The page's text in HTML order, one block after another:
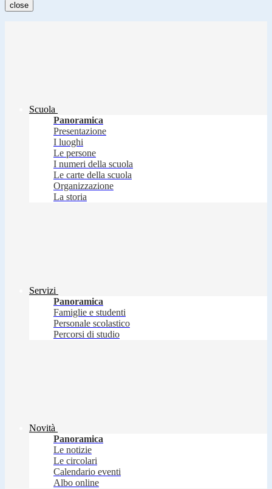
close
Scuola
Panoramica
Presentazione
I luoghi
Le persone
I numeri della scuola
Le carte della scuola
Organizzazione
La storia
Servizi
Panoramica
Famiglie e studenti
Personale scolastico
Percorsi di studio
Novità
Panoramica
Le notizie
Le circolari
Calendario eventi
Albo online